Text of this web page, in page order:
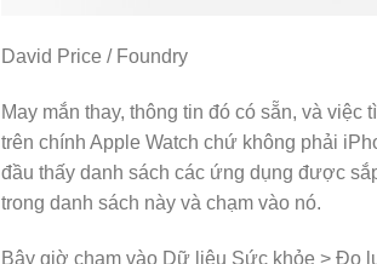
David Price / Foundry
May mắn thay, thông tin đó có sẵn, và
trên chính Apple Watch chứ không phải
đầu thấy danh sách các ứng dụng được
trong danh sách này và chạm vào nó.
Bây giờ chạm vào Dữ liệu Sức khỏe > Đo